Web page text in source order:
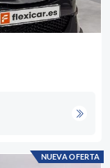
NUEVA OFERTA